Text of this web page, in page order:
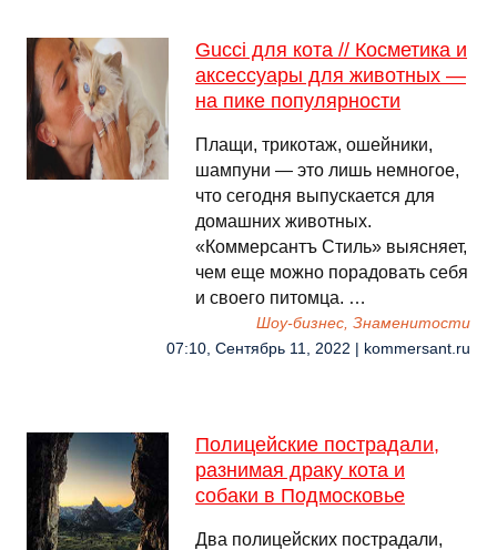
Gucci для кота // Косметика и
аксессуары для животных —
на пике популярности
Плащи, трикотаж, ошейники,
шампуни — это лишь немногое,
что сегодня выпускается для
домашних животных.
«Коммерсантъ Стиль» выясняет,
чем еще можно порадовать себя
и своего питомца. …
Шоу-бизнес, Знаменитости
07:10, Сентябрь 11, 2022 | kommersant.ru
Полицейские пострадали,
разнимая драку кота и
собаки в Подмосковье
Два полицейских пострадали,